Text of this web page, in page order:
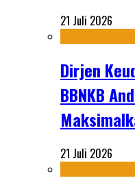
21 Juli 2026
Dirjen
BBNKB
21 Juli 2026